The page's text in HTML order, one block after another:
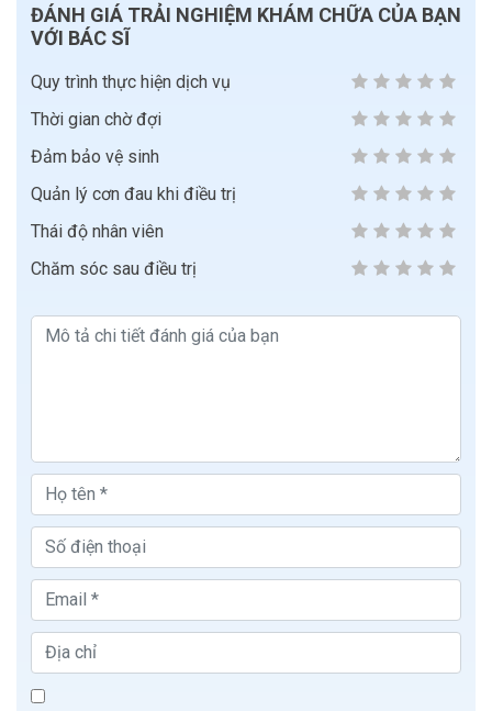
ĐÁNH GIÁ TRẢI NGHIỆM KHÁM CHỮA CỦA BẠN
VỚI BÁC SĨ
Quy trình thực hiện dịch vụ
Thời gian chờ đợi
Đảm bảo vệ sinh
Quản lý cơn đau khi điều trị
Thái độ nhân viên
Chăm sóc sau điều trị